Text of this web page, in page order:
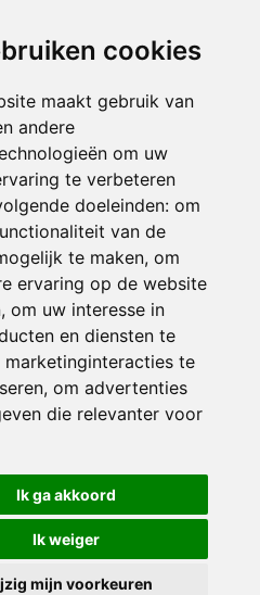
cookies
maakt gebruik van
andere
om uw
te verbeteren
doeleinden: om
van de
te maken, om
ervaring op de website
, om uw interesse in
en diensten te
marketinginteracties te
, om advertenties
die relevanter voor
Ik ga akkoord
Ik weiger
mijn voorkeuren
wervingsplatform